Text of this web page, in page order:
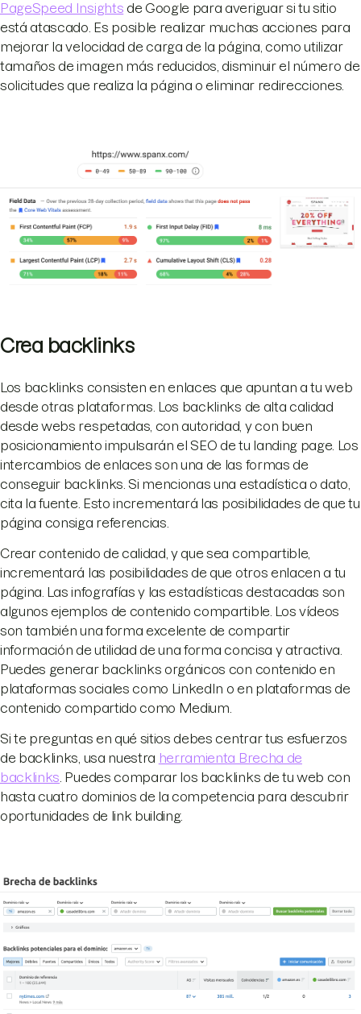
PageSpeed Insights de Google para averiguar si tu sitio
está atascado. Es posible realizar muchas acciones para
mejorar la velocidad de carga de la página, como utilizar
tamaños de imagen más reducidos, disminuir el número de
solicitudes que realiza la página o eliminar redirecciones.
Crea backlinks
Los backlinks consisten en enlaces que apuntan a tu web
desde otras plataformas. Los backlinks de alta calidad
desde webs respetadas, con autoridad, y con buen
posicionamiento impulsarán el SEO de tu landing page. Los
intercambios de enlaces son una de las formas de
conseguir backlinks. Si mencionas una estadística o dato,
cita la fuente. Esto incrementará las posibilidades de que tu
página consiga referencias.
Crear contenido de calidad, y que sea compartible,
incrementará las posibilidades de que otros enlacen a tu
página. Las infografías y las estadísticas destacadas son
algunos ejemplos de contenido compartible. Los vídeos
son también una forma excelente de compartir
información de utilidad de una forma concisa y atractiva.
Puedes generar backlinks orgánicos con contenido en
plataformas sociales como LinkedIn o en plataformas de
contenido compartido como Medium.
Si te preguntas en qué sitios debes centrar tus esfuerzos
de backlinks, usa nuestra herramienta Brecha de
backlinks . Puedes comparar los backlinks de tu web con
hasta cuatro dominios de la competencia para descubrir
oportunidades de link building.